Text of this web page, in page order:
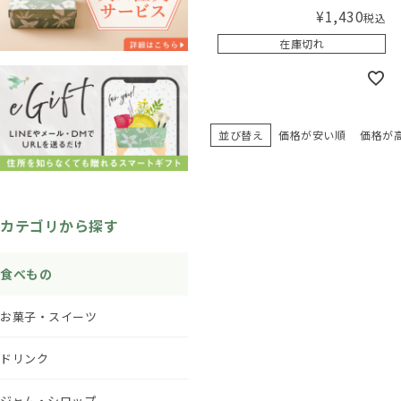
カテゴリから探す
食べもの
お菓子・スイーツ
ドリンク
¥1,430税込
在庫切れ
並び替え 価格が安い順 価格が